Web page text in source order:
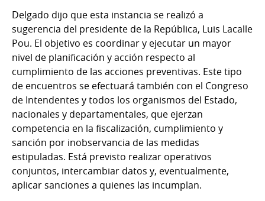
Delgado dijo que esta instancia se realizó a
sugerencia del presidente de la República, Luis Lacalle
Pou. El objetivo es coordinar y ejecutar un mayor
nivel de planificación y acción respecto al
cumplimiento de las acciones preventivas. Este tipo
de encuentros se efectuará también con el Congreso
de Intendentes y todos los organismos del Estado,
nacionales y departamentales, que ejerzan
competencia en la fiscalización, cumplimiento y
sanción por inobservancia de las medidas
estipuladas. Está previsto realizar operativos
conjuntos, intercambiar datos y, eventualmente,
aplicar sanciones a quienes las incumplan.